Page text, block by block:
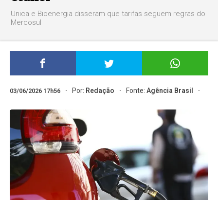
Unica e Bioenergia disseram que tarifas seguem regras do
Mercosul
03/06/2026 17h56 Por: Redação Fonte:Agência Brasil